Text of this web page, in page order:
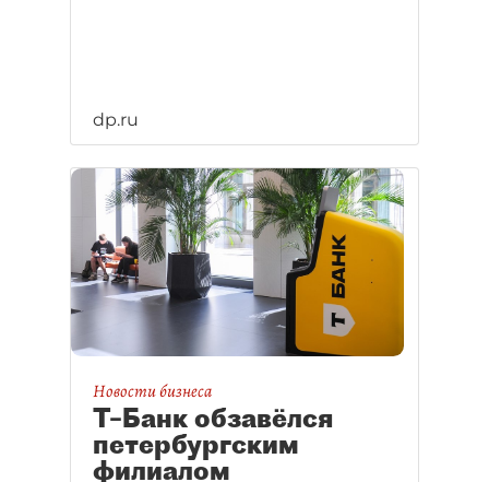
dp.ru
Новости бизнеса
Т–Банк обзавёлся
петербургским
филиалом